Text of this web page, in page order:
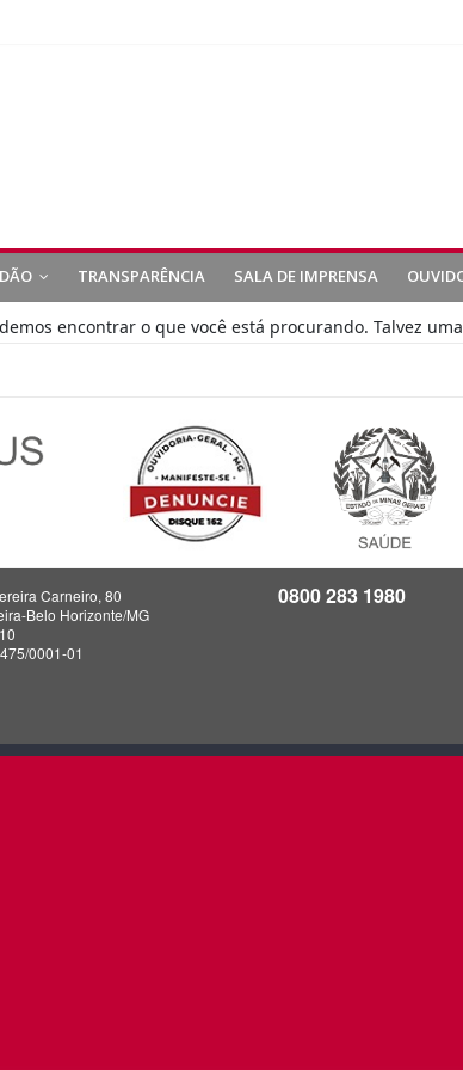
TRANSPARÊNCIA SALA DE IMPRENSA
encontrar o que você está procurando. Talvez
Carneiro, 80
Belo Horizonte/MG
0001-01
0800 283 1980